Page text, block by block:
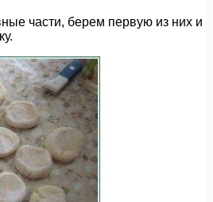
части, берем первую из них и